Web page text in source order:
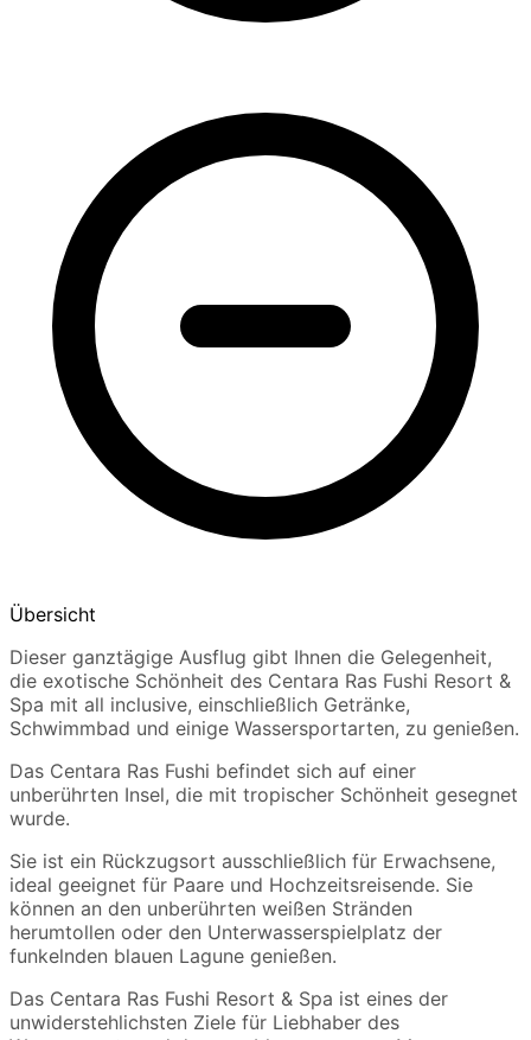
Übersicht
Dieser ganztägige Ausflug gibt Ihnen die Gelegenheit,
die exotische Schönheit des Centara Ras Fushi Resort &
Spa mit all inclusive, einschließlich Getränke,
Schwimmbad und einige Wassersportarten, zu genießen.
Das Centara Ras Fushi befindet sich auf einer
unberührten Insel, die mit tropischer Schönheit gesegnet
wurde.
Sie ist ein Rückzugsort ausschließlich für Erwachsene,
ideal geeignet für Paare und Hochzeitsreisende. Sie
können an den unberührten weißen Stränden
herumtollen oder den Unterwasserspielplatz der
funkelnden blauen Lagune genießen.
Das Centara Ras Fushi Resort & Spa ist eines der
unwiderstehlichsten Ziele für Liebhaber des